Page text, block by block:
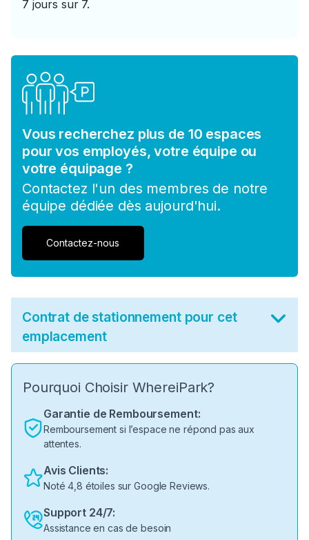
7 jours sur 7.
Vous recherchez plus de 10 espaces
pour vos employés, votre équipe ou
votre équipage ?
Contactez l'un des membres de notre
équipe dédiée dès aujourd'hui.
Contactez-nous
Contrat de stationnement pour cet
emplacement
Pourquoi Choisir WhereiPark?
Garantie de Remboursement:
Remboursement si l’espace ne répond pas aux
attentes.
Avis Clients:
Noté 4,8 étoiles sur Google Reviews.
Support 24/7:
Assistance en cas de besoin